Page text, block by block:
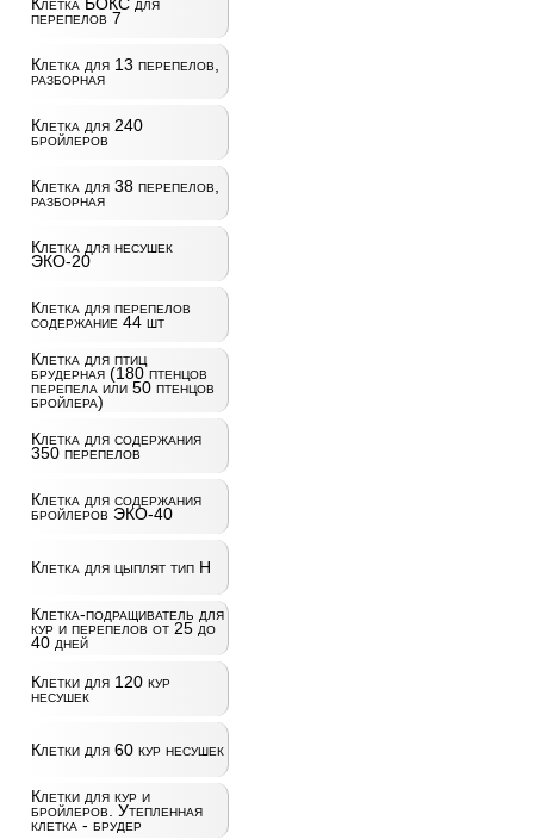
перепелов 7
Клетка для 13 перепелов,
разборная
Клетка для 240
бройлеров
Клетка для 38 перепелов,
разборная
Клетка для несушек
ЭКО-20
Клетка для перепелов
содержание 44 шт
Клетка для птиц
брудерная (180 птенцов
перепела или 50 птенцов
бройлера)
Клетка для содержания
350 перепелов
Клетка для содержания
бройлеров ЭКО-40
Клетка для цыплят тип Н
Клетка-подращиватель для
кур и перепелов от 25 до
40 дней
Клетки для 120 кур
несушек
Клетки для 60 кур несушек
Клетки для кур и
бройлеров. Утепленная
клетка - брудер